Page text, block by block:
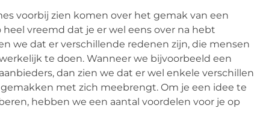
voorbij zien komen over het gemak van een
vreemd dat je er wel eens over na hebt
we dat er verschillende redenen zijn, die mensen
te doen. Wanneer we bijvoorbeeld een
dan zien we dat er wel enkele verschillen
met zich meebrengt. Om je een idee te
hebben we een aantal voordelen voor je op